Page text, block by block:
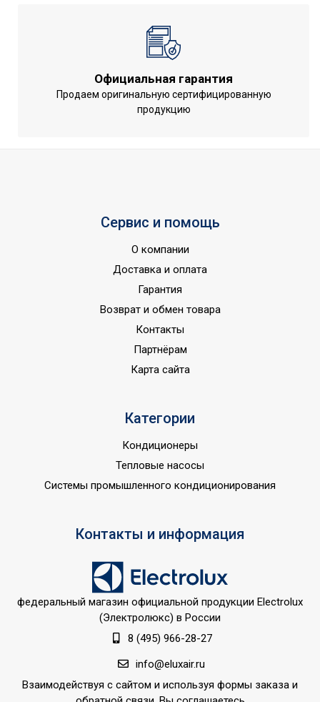
2
Функция 'быстрый
Да
Гарантийный срок
2 года
Royal Flash
Нет
подключения аудио
колонки
нет
Защита от
накипи;Защита от
перегрева;Индикация
включения;Индикация
мощности
нагрева;Индикация
текущей
Официальная гарантия
Продаем оригинальную сертифицированную
продукцию
Сервис и помощь
О компании
Доставка и оплата
Гарантия
Возврат и обмен товара
Контакты
Партнёрам
Карта сайта
Категории
Кондиционеры
Тепловые насосы
Системы промышленного кондиционирования
Контакты и информация
федеральный магазин официальной продукции Electrolux
(Электролюкс) в России
8 (495) 966-28-27
info@eluxair.ru
Взаимодействуя с сайтом и используя формы заказа и